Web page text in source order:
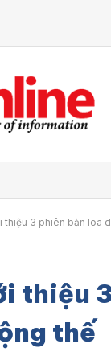
thiệu 3 phiên bản loa
thiệu
thế